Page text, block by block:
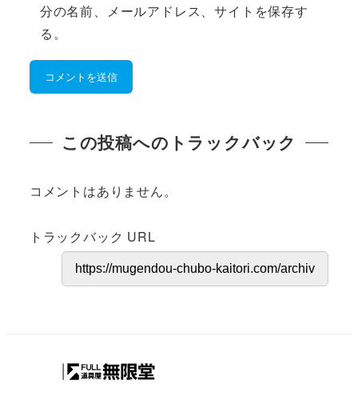
分の名前、メールアドレス、サイトを保存す
る。
この投稿へのトラックバック
コメントはありません。
トラックバック URL